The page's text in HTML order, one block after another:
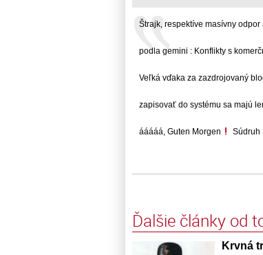
Štrajk, respektíve masívny odpor
podla gemini : Konflikty s
Veľká vďaka za zazdrojovaný
zapisovať do systému sa majú
ááááá, Guten Morgen Súdruh
Ďalšie články od
Krvná